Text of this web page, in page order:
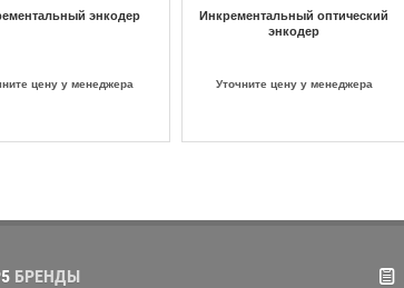
энкодер
цену у менеджера
Инкрементальный оптический
энкодер
Уточните цену у менеджера
БРЕНДЫ